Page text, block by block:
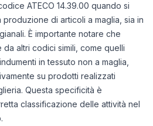
ATECO 14.39.00 quando si
di articoli a maglia, sia in
È importante notare che
altri codici simili, come quelli
in tessuto non a maglia,
su prodotti realizzati
Questa specificità è
classificazione delle attività nel